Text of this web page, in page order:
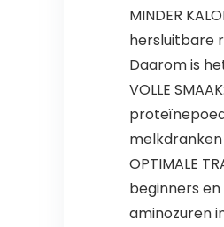
MINDER
hersluitbare
Daarom is
VOLLE
melkdranken
OPTIMALE
beginners
aminozuren